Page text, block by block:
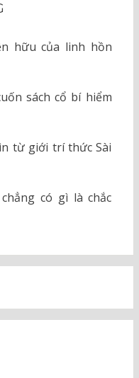
hữu của linh hồn
sách cổ bí hiểm
từ giới trí thức Sài
có gì là chắc